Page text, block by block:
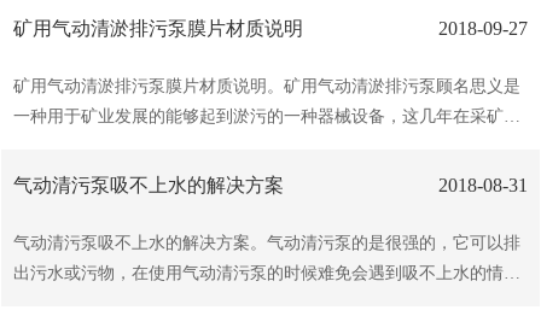
的隔膜上，而接近开关根据杆的运动来检测隔膜的运动或...
用气动隔膜泵不锈钢材质。一、不锈钢介绍：不锈钢指耐空气、蒸
不锈耐酸钢。实际应用中，常将耐弱腐蚀介质的钢称为不锈钢，而将
耐化学介质的钢称为耐酸钢。由于两者在化学成分上的差异，前者不
在表面形成氧化膜。不幸的是，在普通碳钢上形成的氧化铁继续进行
2018-09-27
矿用气动清淤排污泵膜片材质说明
矿用气动清淤排污泵膜片材质说明。矿用气动清淤排污泵顾名思义是
一种用于矿业发展的能够起到淤污的一种器械设备，这几年在采矿行
泵了解的并不透彻，下面说一下矿用气动清淤排污泵膜片材质。矿用
橡胶、聚偏氟乙烯、聚四六乙烯。以满足需要。安置在各种特殊场
合，用来抽送种常规泵不能抽吸的介质。丁晴橡胶：是由丁二烯和丙
2018-08-31
气动清污泵吸不上水的解决方案
气动清污泵吸不上水的解决方案。气动清污泵的是很强的，它可以排
出污水或污物，在使用气动清污泵的时候难免会遇到吸不上水的情